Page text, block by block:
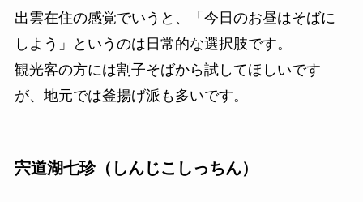
出雲在住の感覚でいうと、「今日のお昼はそばに
しよう」というのは日常的な選択肢です。
観光客の方には割子そばから試してほしいです
が、地元では釜揚げ派も多いです。
宍道湖七珍（しんじこしっちん）